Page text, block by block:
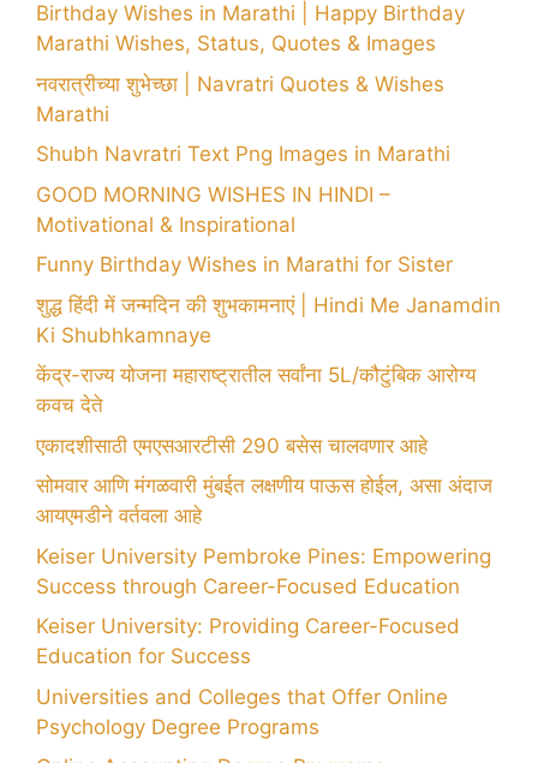
Birthday Wishes in Marathi | Happy Birthday
Marathi Wishes, Status, Quotes & Images
नवरात्रीच्या शुभेच्छा | Navratri Quotes & Wishes
Marathi
Shubh Navratri Text Png Images in Marathi
GOOD MORNING WISHES IN HINDI –
Motivational & Inspirational
Funny Birthday Wishes in Marathi for Sister
शुद्ध हिंदी में जन्मदिन की शुभकामनाएं | Hindi Me Janamdin
Ki Shubhkamnaye
केंद्र-राज्य योजना महाराष्ट्रातील सर्वांना 5L/कौटुंबिक आरोग्य
कवच देते
एकादशीसाठी एमएसआरटीसी 290 बसेस चालवणार आहे
सोमवार आणि मंगळवारी मुंबईत लक्षणीय पाऊस होईल, असा अंदाज
आयएमडीने वर्तवला आहे
Keiser University Pembroke Pines: Empowering
Success through Career-Focused Education
Keiser University: Providing Career-Focused
Education for Success
Universities and Colleges that Offer Online
Psychology Degree Programs